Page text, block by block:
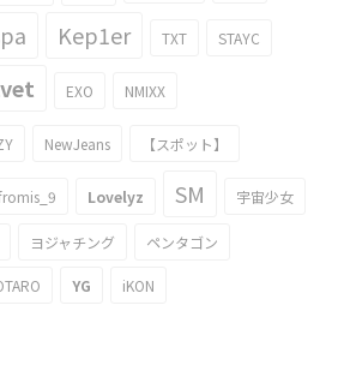
Kep1er TXT STAYC
EXO NMIXX
NewJeans 【スポット】
Lovelyz SM 宇宙少女
ヨジャチング ペンタゴン
YG iKON